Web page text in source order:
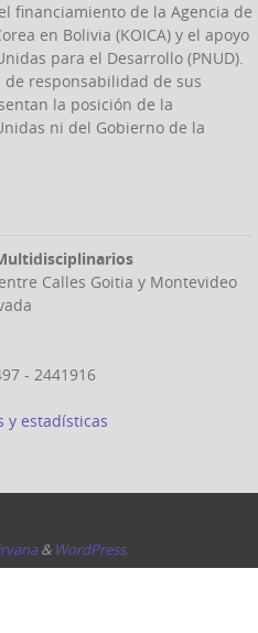
financiamiento de la Agencia de
en Bolivia (KOICA) y el apoyo
para el Desarrollo (PNUD).
responsabilidad de sus
la posición de la
ni del Gobierno de la
Calles Goitia y Montevideo
- 2441916
& WordPress.